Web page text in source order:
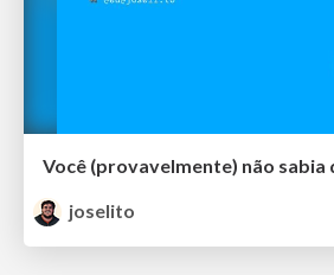
joselito